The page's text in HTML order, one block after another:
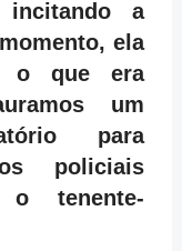
incitando a
ela
o que era
um
para
policiais
o tenente-